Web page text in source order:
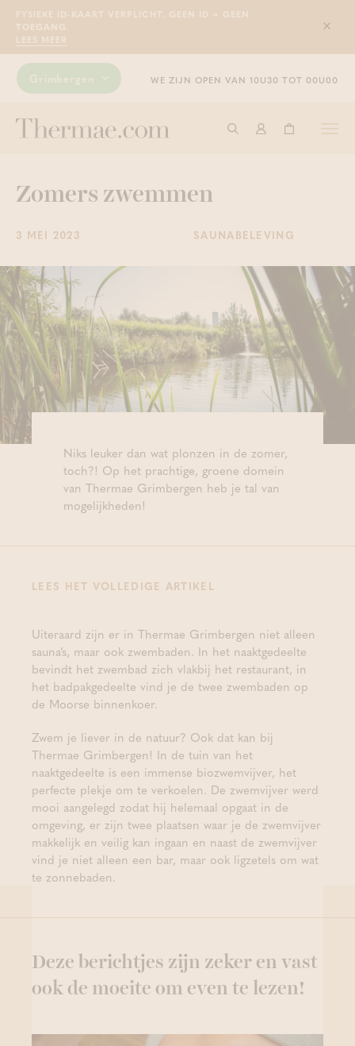
FYSIEKE ID-KAART VERPLICHT. GEEN ID = GEEN
TOEGANG.
LEES MEER
Sluit
Grimbergen WE ZIJN OPEN VAN 10U30 TOT 00U00
Start met zoeken
Aanmelden
Zomers zwemmen
3 MEI 2023 SAUNABELEVING
Niks leuker dan wat plonzen in de zomer,
toch?! Op het prachtige, groene domein
van Thermae Grimbergen heb je tal van
mogelijkheden!
LEES HET VOLLEDIGE ARTIKEL
Uiteraard zijn er in Thermae Grimbergen niet alleen
sauna’s, maar ook zwembaden. In het naaktgedeelte
bevindt het zwembad zich vlakbij het restaurant, in
het badpakgedeelte vind je de twee zwembaden op
de Moorse binnenkoer.
Zwem je liever in de natuur? Ook dat kan bij
Thermae Grimbergen! In de tuin van het
naaktgedeelte is een immense biozwemvijver, het
perfecte plekje om te verkoelen. De zwemvijver werd
mooi aangelegd zodat hij helemaal opgaat in de
omgeving, er zijn twee plaatsen waar je de zwemvijver
makkelijk en veilig kan ingaan en naast de zwemvijver
vind je niet alleen een bar, maar ook ligzetels om wat
te zonnebaden.
Deze berichtjes zijn zeker en vast
ook de moeite om even te lezen!